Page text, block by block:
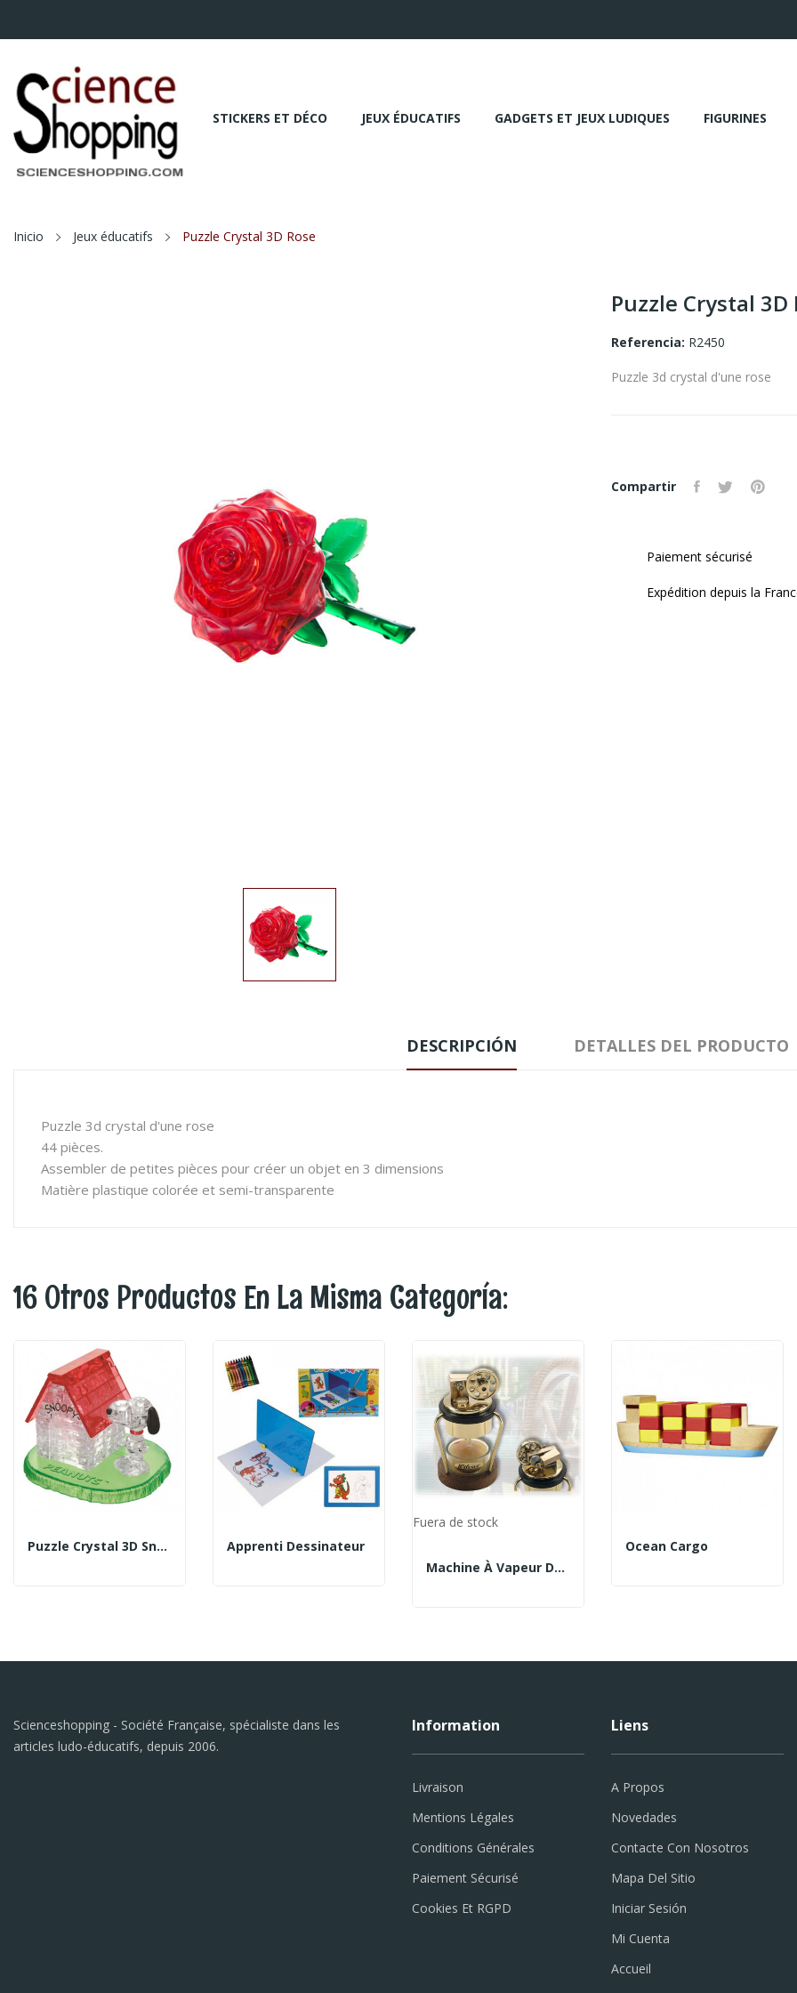
STICKERS ET DÉCO JEUX ÉDUCATIFS GADGETS ET JEUX LUDIQUES FIGURINES
Inicio Jeux éducatifs Puzzle Crystal 3D Rose
Puzzle Crystal 3D
Referencia: R2450
Puzzle 3d crystal d'une rose
Compartir
Paiement sécurisé
Expédition depuis la
DESCRIPCIÓN DETALLES DEL PRODUCTO
Puzzle 3d crystal d'une rose
44 pièces.
Assembler de petites pièces pour créer un objet en 3 dimensions
Matière plastique colorée et semi-transparente
16 Otros Productos En La Misma Categoría:
Puzzle Crystal 3D Snoopy Apprenti Dessinateur
Fuera de stock
Machine À Vapeur D2 Wilesco
Ocean Cargo
Scienceshopping - Société Française, spécialiste dans les
articles ludo-éducatifs, depuis 2006.
Information
Livraison
Mentions Légales
Conditions Générales
Paiement Sécurisé
Cookies Et RGPD
Liens
A Propos
Novedades
Contacte Con Nosotros
Mapa Del Sitio
Iniciar Sesión
Mi Cuenta
Accueil